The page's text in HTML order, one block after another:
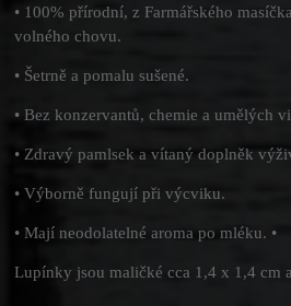
• 100% přírodní, z Farmářského
volného chovu.
• Šetrně a pomalu sušené.
• Bez konzervantů, chemie a umělých
• Zdravý pamlsek a vítaný doplněk
• Výborně fungují při výcviku.
• Mají neodolatelné aroma po mléku. •
Lupínky jsou maličké cca 1,4 x 1,4 cm